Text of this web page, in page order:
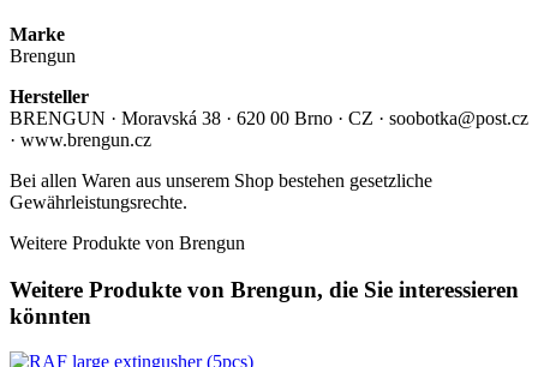
Marke
Brengun
Hersteller
BRENGUN · Moravská 38 · 620 00 Brno · CZ · soobotka@post.cz
· www.brengun.cz
Bei allen Waren aus unserem Shop bestehen gesetzliche
Gewährleistungsrechte.
Weitere Produkte von Brengun
Weitere Produkte von Brengun, die Sie interessieren
könnten